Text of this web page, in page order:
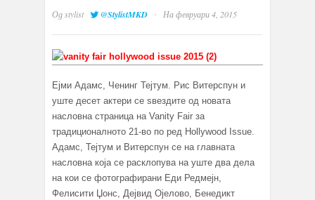
Одstylist @StylistMKD · На февруари 4, 2015
Ејми Адамс, Ченинг Тејтум. Рис Витерспун и
уште десет актери се ѕвездите од новата
насловна страница на Vanity Fair за
традиционалното 21-во по ред Hollywood Issue.
Адамс, Тејтум и Витерспун се на главната
насловна која се расклопува на уште два дела
на кои се фотографирани Еди Редмејн,
Фелисити Џонс, Дејвид Ојелово, Бенедикт